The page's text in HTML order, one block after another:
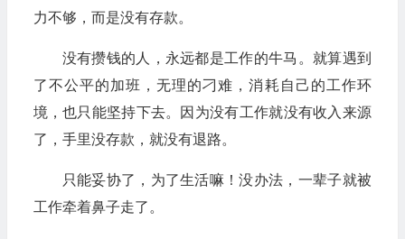
力不够，而是没有存款。
没有攒钱的人，永远都是工作的牛马。就算遇到
了不公平的加班，无理的刁难，消耗自己的工作环
境，也只能坚持下去。因为没有工作就没有收入来源
了，手里没存款，就没有退路。
只能妥协了，为了生活嘛！没办法，一辈子就被
工作牵着鼻子走了。